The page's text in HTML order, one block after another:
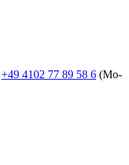
+49 4102 77 89 58 6 (Mo-